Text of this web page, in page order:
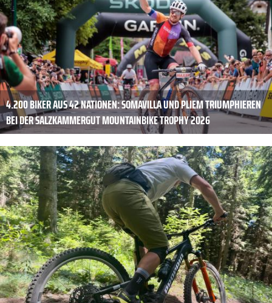
4.200 BIKER AUS 42 NATIONEN: SOMAVILLA UND PLIEM TRIUMPHIEREN
BEI DER SALZKAMMERGUT MOUNTAINBIKE TROPHY 2026